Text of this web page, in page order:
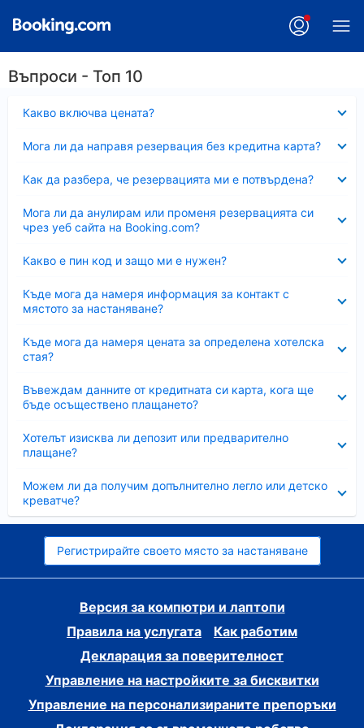
Въпроси - Топ 10
Какво включва цената?
Мога ли да направя резервация без кредитна карта?
Как да разбера, че резервацията ми е потвърдена?
Мога ли да анулирам или променя резервацията си
чрез уеб сайта на Booking.com?
Какво е пин код и защо ми е нужен?
Къде мога да намеря информация за контакт с
мястото за настаняване?
Къде мога да намеря цената за определена хотелска
стая?
Въвеждам данните от кредитната си карта, кога ще
бъде осъществено плащането?
Хотелът изисква ли депозит или предварително
плащане?
Можем ли да получим допълнително легло или детско
креватче?
Регистрирайте своето място за настаняване
Версия за компютри и лаптопи
Правила на услугата
Как работим
Декларация за поверителност
Управление на настройките за бисквитки
Управление на персонализираните препоръки